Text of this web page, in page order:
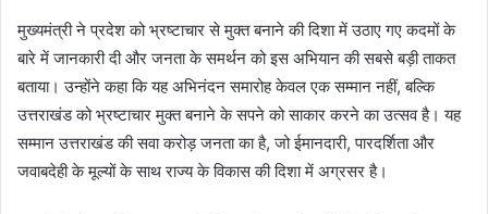
मुख्यमंत्री ने प्रदेश को भ्रष्टाचार से मुक्त बनाने की दिशा में उठाए गए कदमों के
बारे में जानकारी दी और जनता के समर्थन को इस अभियान की सबसे बड़ी ताकत
बताया। उन्होंने कहा कि यह अभिनंदन समारोह केवल एक सम्मान नहीं, बल्कि
उत्तराखंड को भ्रष्टाचार मुक्त बनाने के सपने को साकार करने का उत्सव है। यह
सम्मान उत्तराखंड की सवा करोड़ जनता का है, जो ईमानदारी, पारदर्शिता और
जवाबदेही के मूल्यों के साथ राज्य के विकास की दिशा में अग्रसर है।